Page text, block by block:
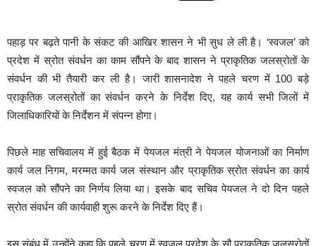
पहाड़ पर बढ़ते पानी के संकट की आखिर शासन ने भी सुध ले ली है। ‘स्वजल’ को
प्रदेश में स्रोत संवर्धन का काम सौंपने के बाद शासन ने प्राकृतिक जलस्रोतों के
संवर्धन की भी तैयारी कर ली है। जारी शासनादेश ने पहले चरण में 100 बड़े
प्राकृतिक जलस्रोतों का संवर्धन करने के निर्देश दिए, यह कार्य सभी जिलों में
जिलाधिकारियों के निर्देशन में संपन्न होगा।
पिछले माह सचिवालय में हुई बैठक में पेयजल मंत्री ने पेयजल योजनाओं का निर्माण
कार्य जल निगम, मरम्मत कार्य जल संस्थान और प्राकृतिक स्रोत संवर्धन का कार्य
स्वजल को सौंपने का निर्णय लिया था। इसके बाद सचिव पेयजल ने दो दिन पहले
स्रोत संवर्धन की कार्यवाही शुरू करने के निर्देश दिए हैं।
इस संबंध में उन्होंने कहा कि पहले चरण में स्वजल प्रदेश के सौ प्राकृतिक जलस्रोतों